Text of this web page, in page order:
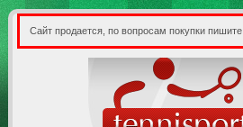
Сайт продается, по вопросам покупки пишите